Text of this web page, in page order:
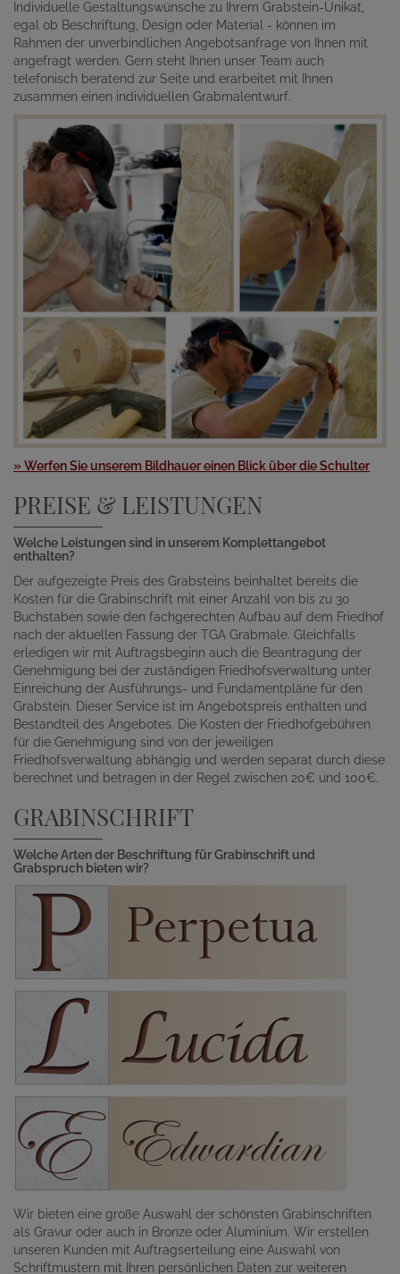
Individuelle Gestaltungswünsche zu Ihrem Grabstein-Unikat,
egal ob Beschriftung, Design oder Material - können im
Rahmen der unverbindlichen Angebotsanfrage von Ihnen mit
angefragt werden. Gern steht Ihnen unser Team auch
telefonisch beratend zur Seite und erarbeitet mit Ihnen
zusammen einen individuellen Grabmalentwurf.
» Werfen Sie unserem Bildhauer einen Blick über die Schulter
PREISE & LEISTUNGEN
Welche Leistungen sind in unserem Komplettangebot
enthalten?
Der aufgezeigte Preis des Grabsteins beinhaltet bereits die
Kosten für die Grabinschrift mit einer Anzahl von bis zu 30
Buchstaben sowie den fachgerechten Aufbau auf dem Friedhof
nach der aktuellen Fassung der TGA Grabmale. Gleichfalls
erledigen wir mit Auftragsbeginn auch die Beantragung der
Genehmigung bei der zuständigen Friedhofsverwaltung unter
Einreichung der Ausführungs- und Fundamentpläne für den
Grabstein. Dieser Service ist im Angebotspreis enthalten und
Bestandteil des Angebotes. Die Kosten der Friedhofgebühren
für die Genehmigung sind von der jeweiligen
Friedhofsverwaltung abhängig und werden separat durch diese
berechnet und betragen in der Regel zwischen 20€ und 100€.
GRABINSCHRIFT
Welche Arten der Beschriftung für Grabinschrift und
Grabspruch bieten wir?
Wir bieten eine große Auswahl der schönsten Grabinschriften
als Gravur oder auch in Bronze oder Aluminium. Wir erstellen
unseren Kunden mit Auftragserteilung eine Auswahl von
Schriftmustern mit Ihren persönlichen Daten zur weiteren